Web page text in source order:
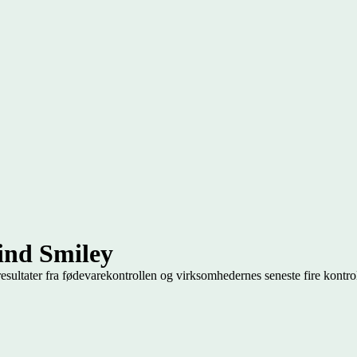
Smiley
fra fødevarekontrollen og virksomhedernes seneste fire